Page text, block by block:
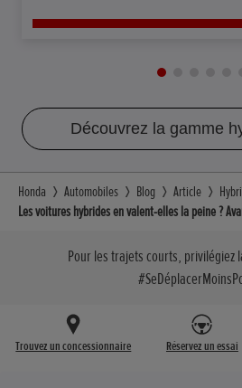
Découvrez la gamme
Honda Automobiles Blog Article
Les voitures hybrides en valent-elles la peine ?
Pour les trajets courts, privilégiez
Trouvez un concessionnaire Réservez un essai